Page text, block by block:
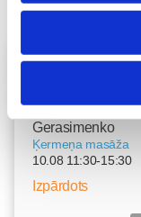
Grūtnieču
masāža Māmiņu
Gerasimenko
Ķermeņa masāža
10.08 11:30-15:30
Izpārdots